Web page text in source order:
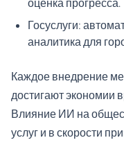
Госуслуги:
аналитика для
Каждое внедрение
достигают экономии
Влияние ИИ на
услуг и в скорости